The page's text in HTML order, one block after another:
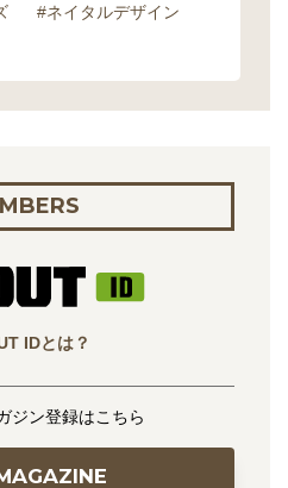
#ネイタルデザイン
IDとは？
ジン登録はこちら